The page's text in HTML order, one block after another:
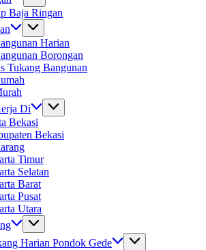
Baja Ringan
Harian
Borongan
Tukang Bangunan
Di
Bekasi
Bekasi
Timur
Selatan
Barat
Pusat
Utara
Harian Pondok Gede